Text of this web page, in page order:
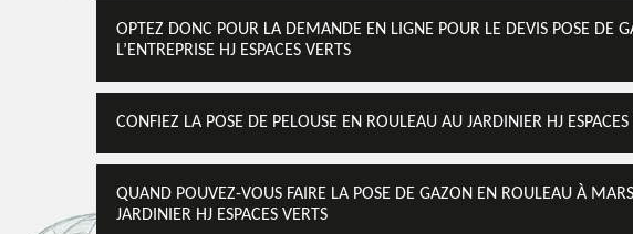
OPTEZ DONC POUR LA DEMANDE EN LIGNE POUR LE DEVIS POSE DE
L’ENTREPRISE HJ ESPACES VERTS
CONFIEZ LA POSE DE PELOUSE EN ROULEAU AU JARDINIER HJ ESPACES
QUAND POUVEZ-VOUS FAIRE LA POSE DE GAZON EN ROULEAU À
JARDINIER HJ ESPACES VERTS